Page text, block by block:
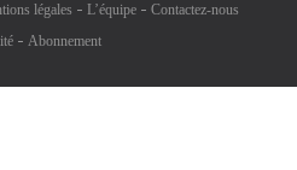
légales L’équipe
Contactez-nous
Abonnement